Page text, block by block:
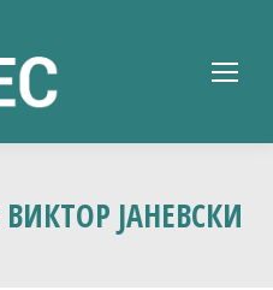
ВИКТОР ЈАНЕВСКИ